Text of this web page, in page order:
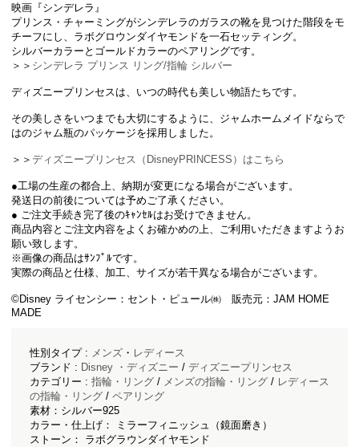
映画『シンデレラ』
プリンス・チャーミングがシンデレラのガラスの靴を見つけた階段をモ
チーフにし、ラボグロウンダイヤモンドを一石セッティング。
シルバーカラーとゴールドカラーのペアリングです。
＞＞ シンデレラ プリンス リング/指輪 シルバー
ディズニープリンセスは、いつの時代も美しい物語たちです。
その美しさをいつまでも大切にするように、ジャムホームメイドならで
はのジャム瓶のパッケージを採用しました。
＞＞ディズニープリンセス（DisneyPRINCESS）はこちら
●工場の生産の都合上、納期が変更になる場合がございます。
発送日の前後については予めご了承ください。
● ご注文手続き完了後のｷｬﾝｾﾙはお受けできません。
商品内容とご注文内容をよくお確かめの上、ご利用いただきますようお
願い致します。
※画像の商品はｻﾝﾌﾟﾙです。
実際の商品と仕様、加工、サイズが若干異なる場合がございます。
©Disney ライセンシー：セント・ピュール㈱ 販売元：JAM HOME
MADE
性別タイプ : メンズ・ レディース
ブランド : Disney ・ディズニー / ディズニープリンセス
カテゴリー : 指輪・リング/ メンズの指輪・リング/ レディース
の指輪・リング/ ペアリング
素材：シルバー925
カラー・仕上げ： ミラーフィニッシュ（鏡面磨き）
ストーン： ラボグラウンダイヤモンド